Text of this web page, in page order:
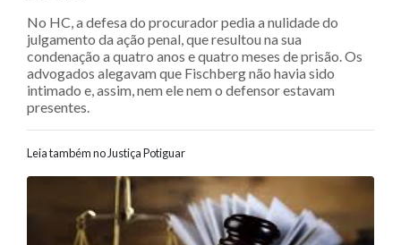
No HC, a defesa do procurador pedia a nulidade do
julgamento da ação penal, que resultou na sua
condenação a quatro anos e quatro meses de prisão. Os
advogados alegavam que Fischberg não havia sido
intimado e, assim, nem ele nem o defensor estavam
presentes.
Leia também no Justiça Potiguar
Navegação entre posts